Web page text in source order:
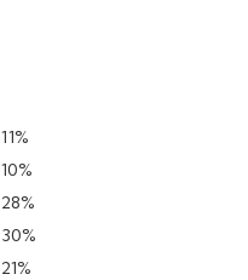
11%
10%
28%
30%
21%